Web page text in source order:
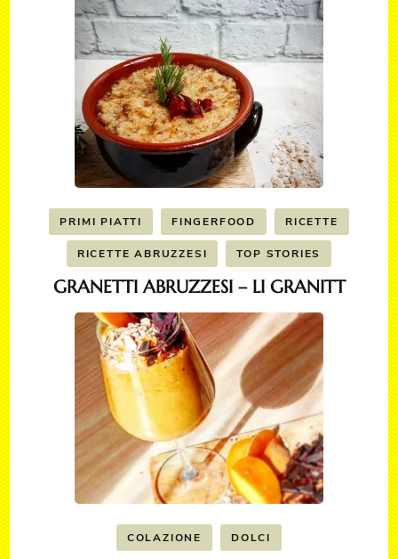
PRIMI PIATTI FINGERFOOD RICETTE
RICETTE ABRUZZESI TOP STORIES
GRANETTI ABRUZZESI – LI GRANITT
COLAZIONE DOLCI